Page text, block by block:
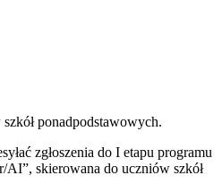
ponadpodstawowych.
zgłoszenia do I etapu programu
AI”, skierowana do uczniów szkół